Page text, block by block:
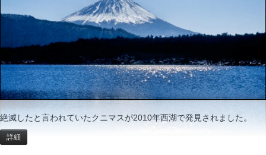
絶滅したと言われていたクニマスが2010年西湖で発見されました。
詳細